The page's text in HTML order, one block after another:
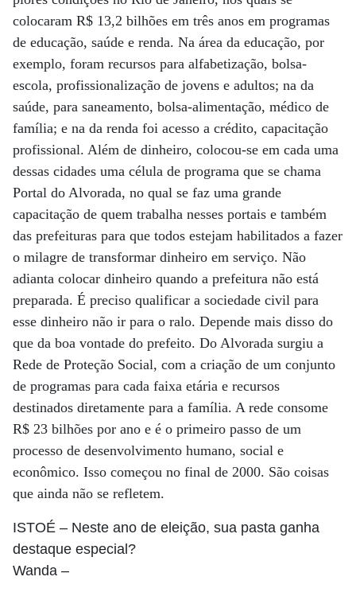
colocaram R$ 13,2 bilhões em três anos em programas
de educação, saúde e renda. Na área da educação, por
exemplo, foram recursos para alfabetização, bolsa-
escola, profissionalização de jovens e adultos; na da
saúde, para saneamento, bolsa-alimentação, médico de
família; e na da renda foi acesso a crédito, capacitação
profissional. Além de dinheiro, colocou-se em cada uma
dessas cidades uma célula de programa que se chama
Portal do Alvorada, no qual se faz uma grande
capacitação de quem trabalha nesses portais e também
das prefeituras para que todos estejam habilitados a fazer
o milagre de transformar dinheiro em serviço. Não
adianta colocar dinheiro quando a prefeitura não está
preparada. É preciso qualificar a sociedade civil para
esse dinheiro não ir para o ralo. Depende mais disso do
que da boa vontade do prefeito. Do Alvorada surgiu a
Rede de Proteção Social, com a criação de um conjunto
de programas para cada faixa etária e recursos
destinados diretamente para a família. A rede consome
R$ 23 bilhões por ano e é o primeiro passo de um
processo de desenvolvimento humano, social e
econômico. Isso começou no final de 2000. São coisas
que ainda não se refletem.
ISTOÉ – Neste ano de eleição, sua pasta ganha
destaque especial?
Wanda –